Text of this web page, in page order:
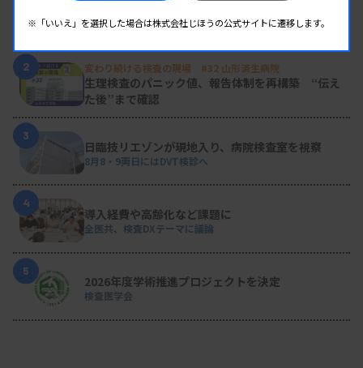
チーム医療の中で信頼される技師
2 変わり続ける検査の現場 #32 山形済生病院
生理検査のパニック値、報告体制を再構築 “伝え
た後”まで確認
3
日臨技リエゾンが現地入り、病院検査室を視察
8月8・9両日にはDVT検診へ
4
導入経費や高齢化など課題に
全医共、検査DXテーマに議論
5
2026年度学術推進プロジェクトを決定
検査医学会
※「いいえ」を選択した場合は株式会社じほうの公式サイトに遷移します。